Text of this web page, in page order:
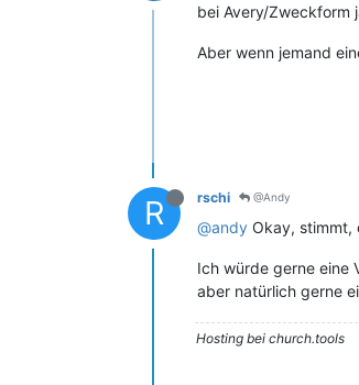
bei Avery/Zweckform
Aber wenn jemand
R rschi @Andy
@andy Okay, stimmt,
Ich würde gerne eine
aber natürlich gerne
Hosting bei church.tools